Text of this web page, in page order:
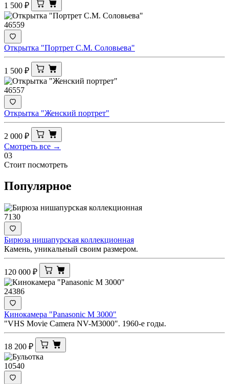
1 500 ₽
46559
Открытка "Портрет С.М. Соловьева"
1 500 ₽
46557
Открытка "Женский портрет"
2 000 ₽
Смотреть все →
03
Стоит посмотреть
Популярное
7130
Бирюза нишапурская коллекционная
Камень, уникальный своим размером.
120 000 ₽
24386
Кинокамера "Panasonic M 3000"
"VHS Movie Camera NV-M3000". 1960-е годы.
18 200 ₽
10540